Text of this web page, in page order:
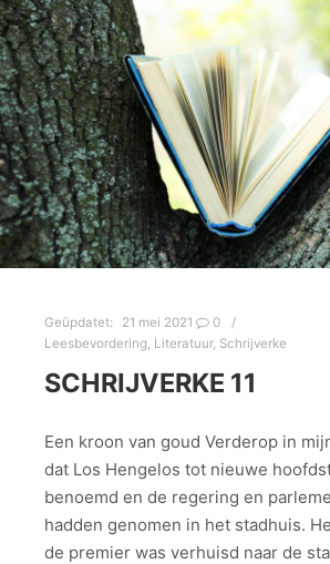
Geüpdatet: 21 mei 2021
0
Leesbevordering Literatuur, Schrijverke
SCHRIJVERKE 11
Een kroon van goud Verderop in
dat Los Hengelos tot nieuwe
benoemd en de regering en
hadden genomen in het stadhuis.
de premier was verhuisd naar de